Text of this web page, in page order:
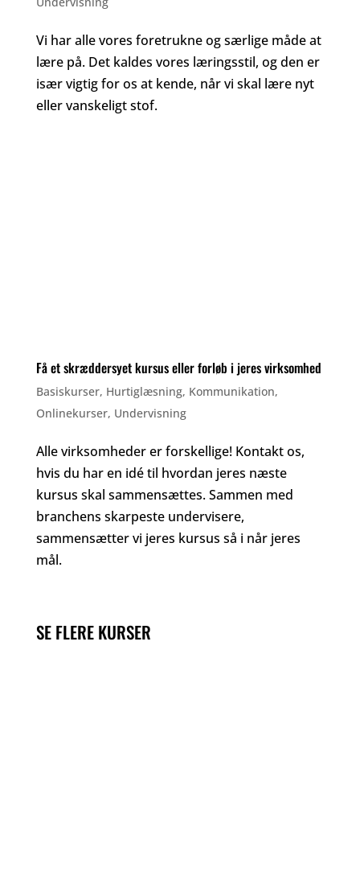
Vi har alle vores foretrukne og særlige måde at
lære på. Det kaldes vores læringsstil, og den er
især vigtig for os at kende, når vi skal lære nyt
eller vanskeligt stof.
Få et skræddersyet kursus eller forløb i jeres virksomhed
Basiskurser, Hurtiglæsning, Kommunikation,
Onlinekurser, Undervisning
Alle virksomheder er forskellige! Kontakt os,
hvis du har en idé til hvordan jeres næste
kursus skal sammensættes. Sammen med
branchens skarpeste undervisere,
sammensætter vi jeres kursus så i når jeres
mål.
SE FLERE KURSER